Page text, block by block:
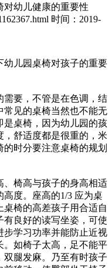
对幼儿健康的重要性
时间：2019-
幼儿园桌椅对孩子的重要
要，不管是在色调，结
常见的桌椅当然也不能无
是桌椅，因为幼儿园的孩
，舒适度都是很重的，米
时分要注意桌椅的规划
椅高与孩子的身高相适
度。座高的1/3 应为桌
椅的高差孩子用合适自
良好的读写坐姿，可使
步学习功率并能防止近视
。如椅子太高，足不能平
双腿发麻。乃至有时孩子